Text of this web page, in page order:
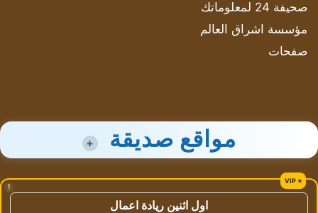
صحيفة 24 لمعلوماتك
مؤسسة اشراق العالم
صفحات
مواقع صديقة +
!
اول اثنين ريادة اعمال